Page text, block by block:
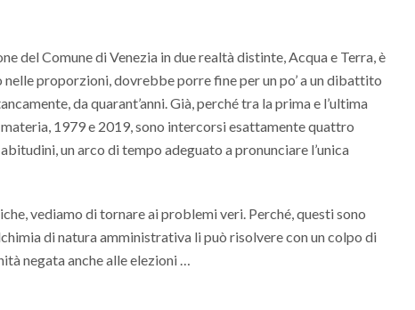
del Comune di Venezia in due realtà distinte, Acqua e Terra, è
nelle proporzioni, dovrebbe porre fine per un po’ a un dibattito
da quarant’anni. Già, perché tra la prima e l’ultima
1979 e 2019, sono intercorsi esattamente quattro
un arco di tempo adeguato a pronunciare l’unica
vediamo di tornare ai problemi veri. Perché, questi sono
di natura amministrativa li può risolvere con un colpo di
negata anche alle elezioni …